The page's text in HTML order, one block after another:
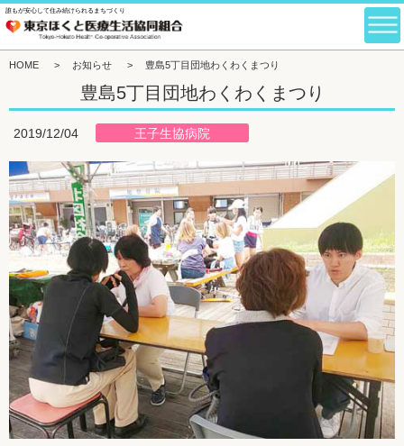
誰もが安心して住み続けられるまちづくり
HOME > お知らせ > 豊島5丁目団地わくわくまつり
豊島5丁目団地わくわくまつり
2019/12/04 王子生協病院